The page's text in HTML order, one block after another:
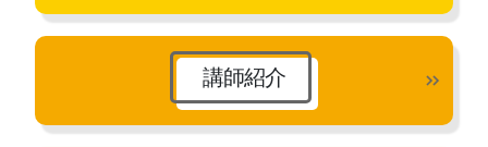
講師紹介